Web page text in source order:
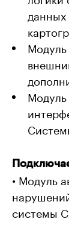
• Модуль
системы